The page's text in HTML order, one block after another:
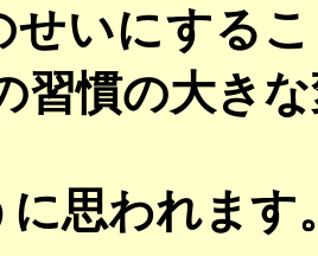
せいにする
習慣の大き
に思われます